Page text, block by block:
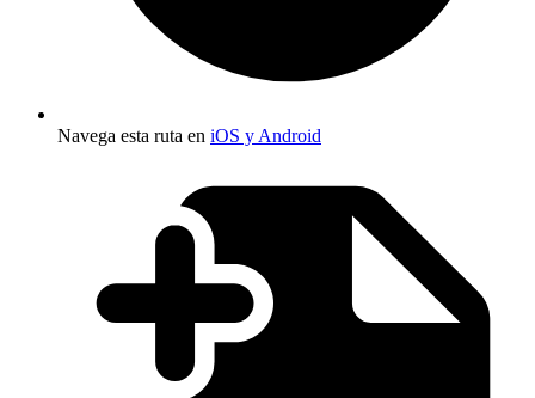
Navega esta ruta en iOS y Android